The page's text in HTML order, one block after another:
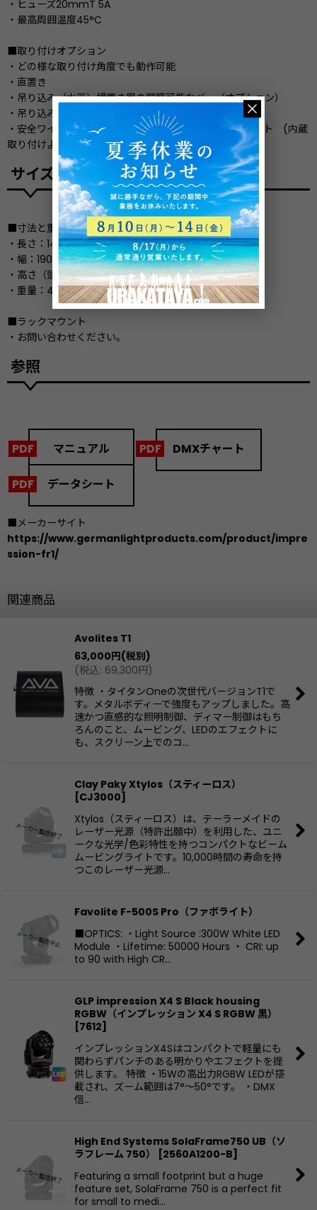
・ヒューズ20mmT 5A
・最高周囲温度45°C
■取り付けオプション
・どの様な取り付け角度でも動作可能
・直置き
・吊り込み（水平）横置き用の調節可能なバー（オプション）
・吊り込み（垂直）オメガブラケット
・安全ワイヤーアタッチメントフォールドアウトアイレット (内蔵
取り付けようクリップ部分あり)
サイズ
■寸法と重量
・長さ：140mm
・幅：190mm
・高さ（頭部垂直）：264mm
・重量：4 kg
■ラックマウント
・お問い合わせください。
参照
マニュアル DMXチャート
データシート
■メーカーサイト
https://www.germanlightproducts.com/product/impre
ssion-fr1/
関連商品
Avolites T1
63,000円(税別)
(税込: 69,300円)
特徴 ・タイタンOneの次世代バージョンT1で
す。メタルボディーで強度もアップしました。高
速かつ直感的な照明制御、ディマー制御はもち
ろんのこと、ムービング、LEDのエフェクトに
も、スクリーン上でのコ…
Clay Paky Xtylos（スティーロス）
[CJ3000]
Xtylos（スティーロス）は、テーラーメイドの
レーザー光源（特許出願中）を利用した、ユニ
ークな光学/色彩特性を持つコンパクトなビーム
ムービングライトです。10,000時間の寿命を持
つこのレーザー光源…
Favolite F-500S Pro（ファボライト）
■OPTICS: ・Light Source :300W White LED
Module ・Lifetime: 50000 Hours ・ CRI: up
to 90 with High CR…
GLP impression X4 S Black housing
RGBW（インプレッション X4 S RGBW 黒）
[7612]
インプレッションX4Sはコンパクトで軽量にも
関わらずパンチのある明かりやエフェクトを提
供します。 特徴 ・15Wの高出力RGBW LEDが搭
載され、ズーム範囲は7°〜50°です。 ・DMX
信…
High End Systems SolaFrame750 UB（ソ
ラフレーム 750）
[2560A1200-B]
Featuring a small footprint but a huge
feature set, SolaFrame 750 is a perfect fit
for small to medi…